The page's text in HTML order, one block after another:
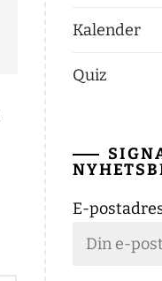
Kalender
Quiz
E-